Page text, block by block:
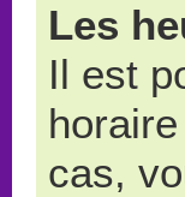
Les
Il est
cas,